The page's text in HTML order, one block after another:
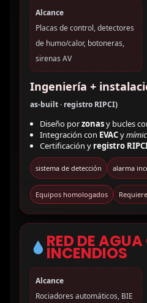
Alcance
Placas de control, detectores
de humo/calor, botoneras,
sirenas AV
Ingeniería +
as-built · registro RIPCI)
Diseño porzonasy bucles
Integración con EVACy
Certificación y registro
sistema de detección alarma
Equipos homologados
RED DE
INCENDIOS
Alcance
Rociadores automáticos, BIE